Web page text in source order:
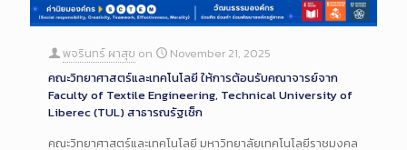
พจรินทร์ ผาสุข on
November 21, 2025
คณะวิทยาศาสตร์และเทคโนโลยี ให้การต้อนรับคณาจารย์จาก
Faculty of Textile Engineering, Technical University of
Liberec (TUL) สาธารณรัฐเช็ก
คณะวิทยาศาสตร์และเทคโนโลยี มหาวิทยาลัยเทคโนโลยีราชมงคล